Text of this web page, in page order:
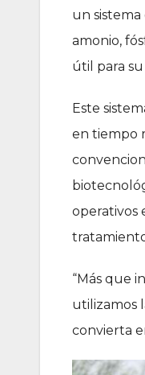
un
amonio,
útil para
Este
en tiempo
operativos
“Más que
utilizamos
convierta